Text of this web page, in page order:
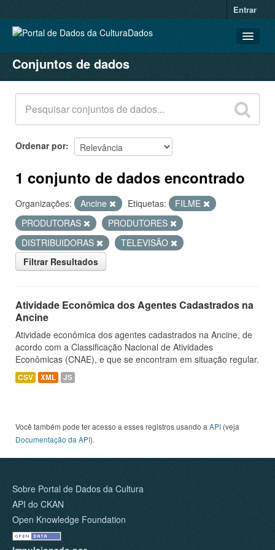
Entrar
CONJUNTOS DE DADOS
ORGANIZAÇÕES
GRUPOS
SOBRE
Conjuntos de dados
Ordenar por
1 conjunto de dados encontrado
Organizações: Ancine Etiquetas:
FILME
PRODUTORAS
PRODUTORES
DISTRIBUIDORAS
TELEVISÃO
Filtrar Resultados
Atividade Econômica dos Agentes Cadastrados na
Ancine
Atividade econômica dos agentes cadastrados na Ancine, de
acordo com a Classificação Nacional de Atividades
Econômicas (CNAE), e que se encontram em situação regular.
CSV XML JS
Você também pode ter acesso a esses registros usando a API (veja
Documentação da API).
Sobre Portal de Dados da Cultura
API do CKAN
Open Knowledge Foundation